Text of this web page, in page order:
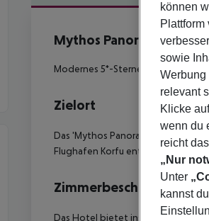
Mythos Panorama
5
Modernes 5*-Sterne 'Adults-Only
Zielort
Das 'Mythos Panorama' befindet
Flughafen Korfu entfernt.
Zimmerbeschreibung
Das Hotel bietet insgesamt 181
können
Plattform
sowie
Werbung
relevant
Klicke
wenn du
reicht
„Nur
Unter
kannst